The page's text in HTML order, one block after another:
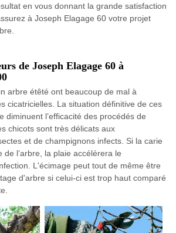
en vous donnant la grande satisfaction
à Joseph Elagage 60 votre projet
de Joseph Elagage 60 à
arbre étêté ont beaucoup de mal à
cicatricielles. La situation définitive de ces
diminuent l’efficacité des procédés de
chicots sont très délicats aux
et de champignons infects. Si la carie
l’arbre, la plaie accélérera le
L'écimage peut tout de même être
d'arbre si celui-ci est trop haut comparé